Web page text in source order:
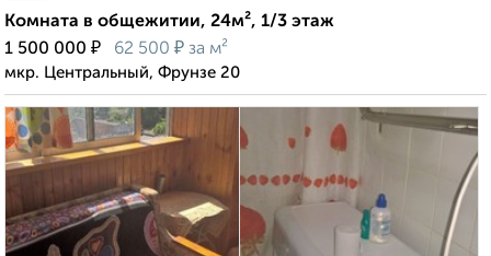
Комната в общежитии, 24м², 1/3 этаж
1 500 000 ₽ 62 500 ₽ за м²
мкр. Центральный, Фрунзе 20